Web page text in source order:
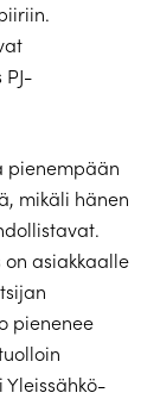
pienempään
mikäli hänen
asiakkaalle
pienenee
Yleissähkö-